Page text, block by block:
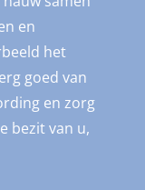
en
het
goed van
en zorg
bezit van u,